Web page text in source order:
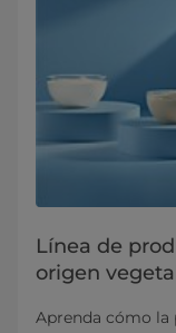
Línea de
origen
Aprenda cómo